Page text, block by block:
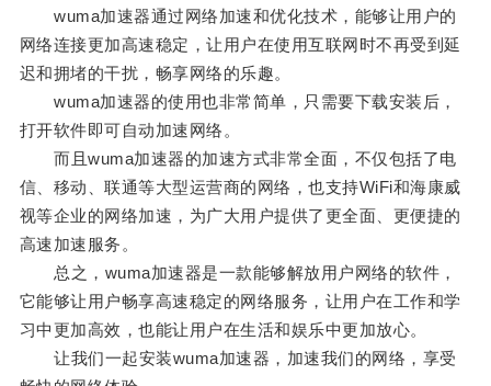
wuma加速器通过网络加速和优化技术，能够让用户的
网络连接更加高速稳定，让用户在使用互联网时不再受到延
迟和拥堵的干扰，畅享网络的乐趣。
wuma加速器的使用也非常简单，只需要下载安装后，
打开软件即可自动加速网络。
而且wuma加速器的加速方式非常全面，不仅包括了电
信、移动、联通等大型运营商的网络，也支持WiFi和海康威
视等企业的网络加速，为广大用户提供了更全面、更便捷的
高速加速服务。
总之，wuma加速器是一款能够解放用户网络的软件，
它能够让用户畅享高速稳定的网络服务，让用户在工作和学
习中更加高效，也能让用户在生活和娱乐中更加放心。
让我们一起安装wuma加速器，加速我们的网络，享受